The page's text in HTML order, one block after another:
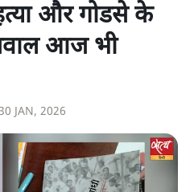
और गोडसे के
आज भी
JAN, 2026